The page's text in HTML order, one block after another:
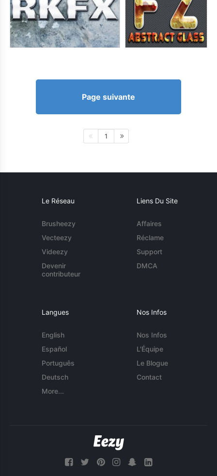
Page suivante
1
Le Réseau
Brusheezy
Vecteezy
Videezy
Devenir
contributeur
Liens Du Site
Affaires
Réclame
Support
DMCA
Langues
English
Español
Português
Deutsch
More...
Nos Infos
Nos Infos
L'Équipe
Le Blogue
Contact